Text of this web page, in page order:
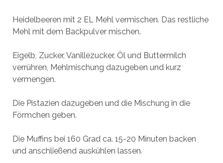
Heidelbeeren mit 2 EL Mehl vermischen. Das restliche
Mehl mit dem Backpulver mischen.
Eigelb, Zucker, Vanillezucker, Öl und Buttermilch
verrühren, Mehlmischung dazugeben und kurz
vermengen.
Die Pistazien dazugeben und die Mischung in die
Förmchen geben.
Die Muffins bei 160 Grad ca. 15-20 Minuten backen
und anschließend auskühlen lassen.